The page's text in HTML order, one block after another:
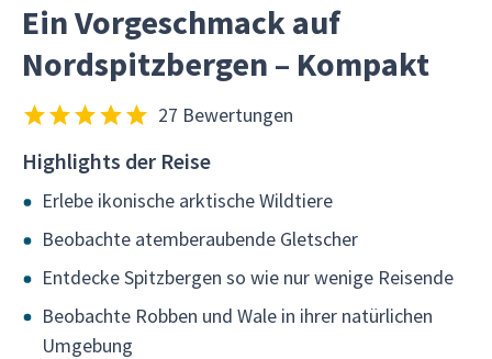
Ein Vorgeschmack auf
Nordspitzbergen – Kompakt
27 Bewertungen
Highlights der Reise
Erlebe ikonische arktische Wildtiere
Beobachte atemberaubende Gletscher
Entdecke Spitzbergen so wie nur wenige Reisende
Beobachte Robben und Wale in ihrer natürlichen
Umgebung